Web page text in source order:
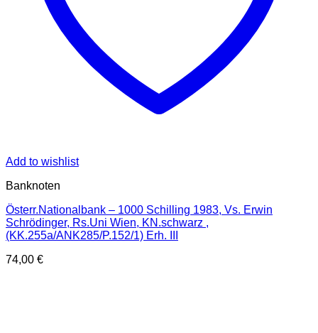
Add to wishlist
Banknoten
Österr.Nationalbank – 1000 Schilling 1983, Vs. Erwin
Schrödinger, Rs.Uni Wien, KN.schwarz ,
(KK.255a/ANK285/P.152/1) Erh. III
74,00 €